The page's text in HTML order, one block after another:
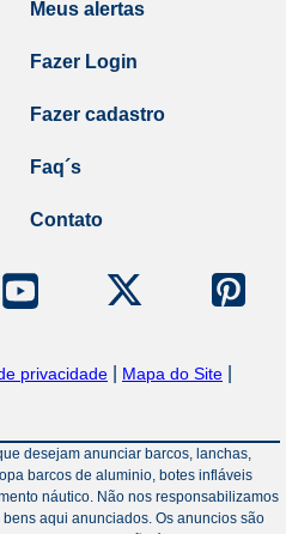
Meus alertas
Fazer Login
Fazer cadastro
Faq´s
Contato
privacidade Mapa do Site
desejam anunciar barcos, lanchas,
barcos de aluminio, botes infláveis
náutico. Não nos responsabilizamos
aqui anunciados. Os anuncios são